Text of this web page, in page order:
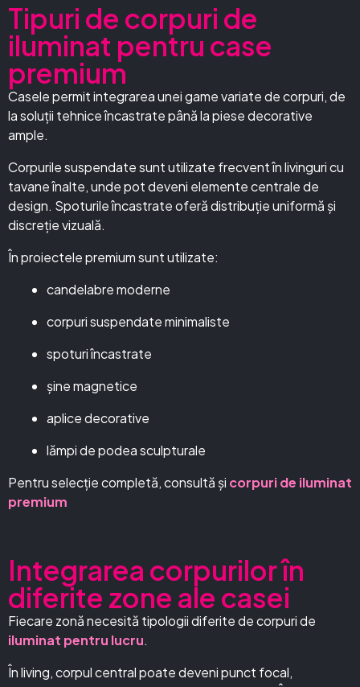
Tipuri de corpuri de
iluminat pentru case
premium
Casele permit integrarea unei game variate de corpuri, de
la soluții tehnice încastrate până la piese decorative
ample.
Corpurile suspendate sunt utilizate frecvent în livinguri cu
tavane înalte, unde pot deveni elemente centrale de
design. Spoturile încastrate oferă distribuție uniformă și
discreție vizuală.
În proiectele premium sunt utilizate:
candelabre moderne
corpuri suspendate minimaliste
spoturi încastrate
șine magnetice
aplice decorative
lămpi de podea sculpturale
Pentru selecție completă, consultă și corpuri de iluminat
premium
Integrarea corpurilor în
diferite zone ale casei
Fiecare zonă necesită tipologii diferite de corpuri de
iluminat pentru lucru.
În living, corpul central poate deveni punct focal,